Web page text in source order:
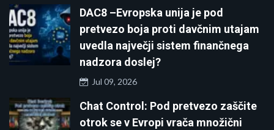
DAC8 –Evropska unija je pod
pretvezo boja proti davčnim utajam
uvedla največji sistem finančnega
nadzora doslej?
Jul 09, 2026
Chat Control: Pod pretvezo zaščite
otrok se v Evropi vrača množični